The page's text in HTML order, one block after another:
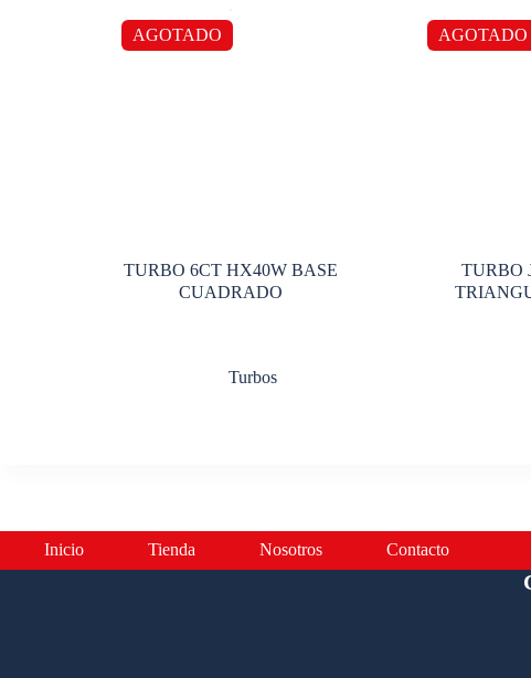
AGOTADO
TURBO 6CT HX40W BASE
CUADRADO
Turbos
AGOTADO
TURBO
Inicio Tienda Nosotros Contacto